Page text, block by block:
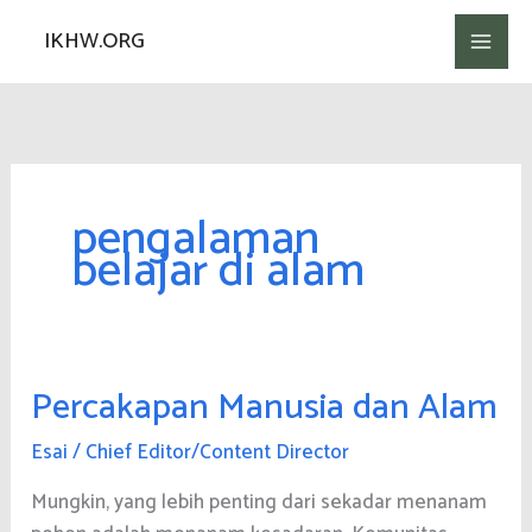
konten
IKHW.ORG
pengalaman
belajar di alam
Percakapan Manusia dan Alam
Esai/Chief Editor/Content Director
Mungkin, yang lebih penting dari sekadar menanam